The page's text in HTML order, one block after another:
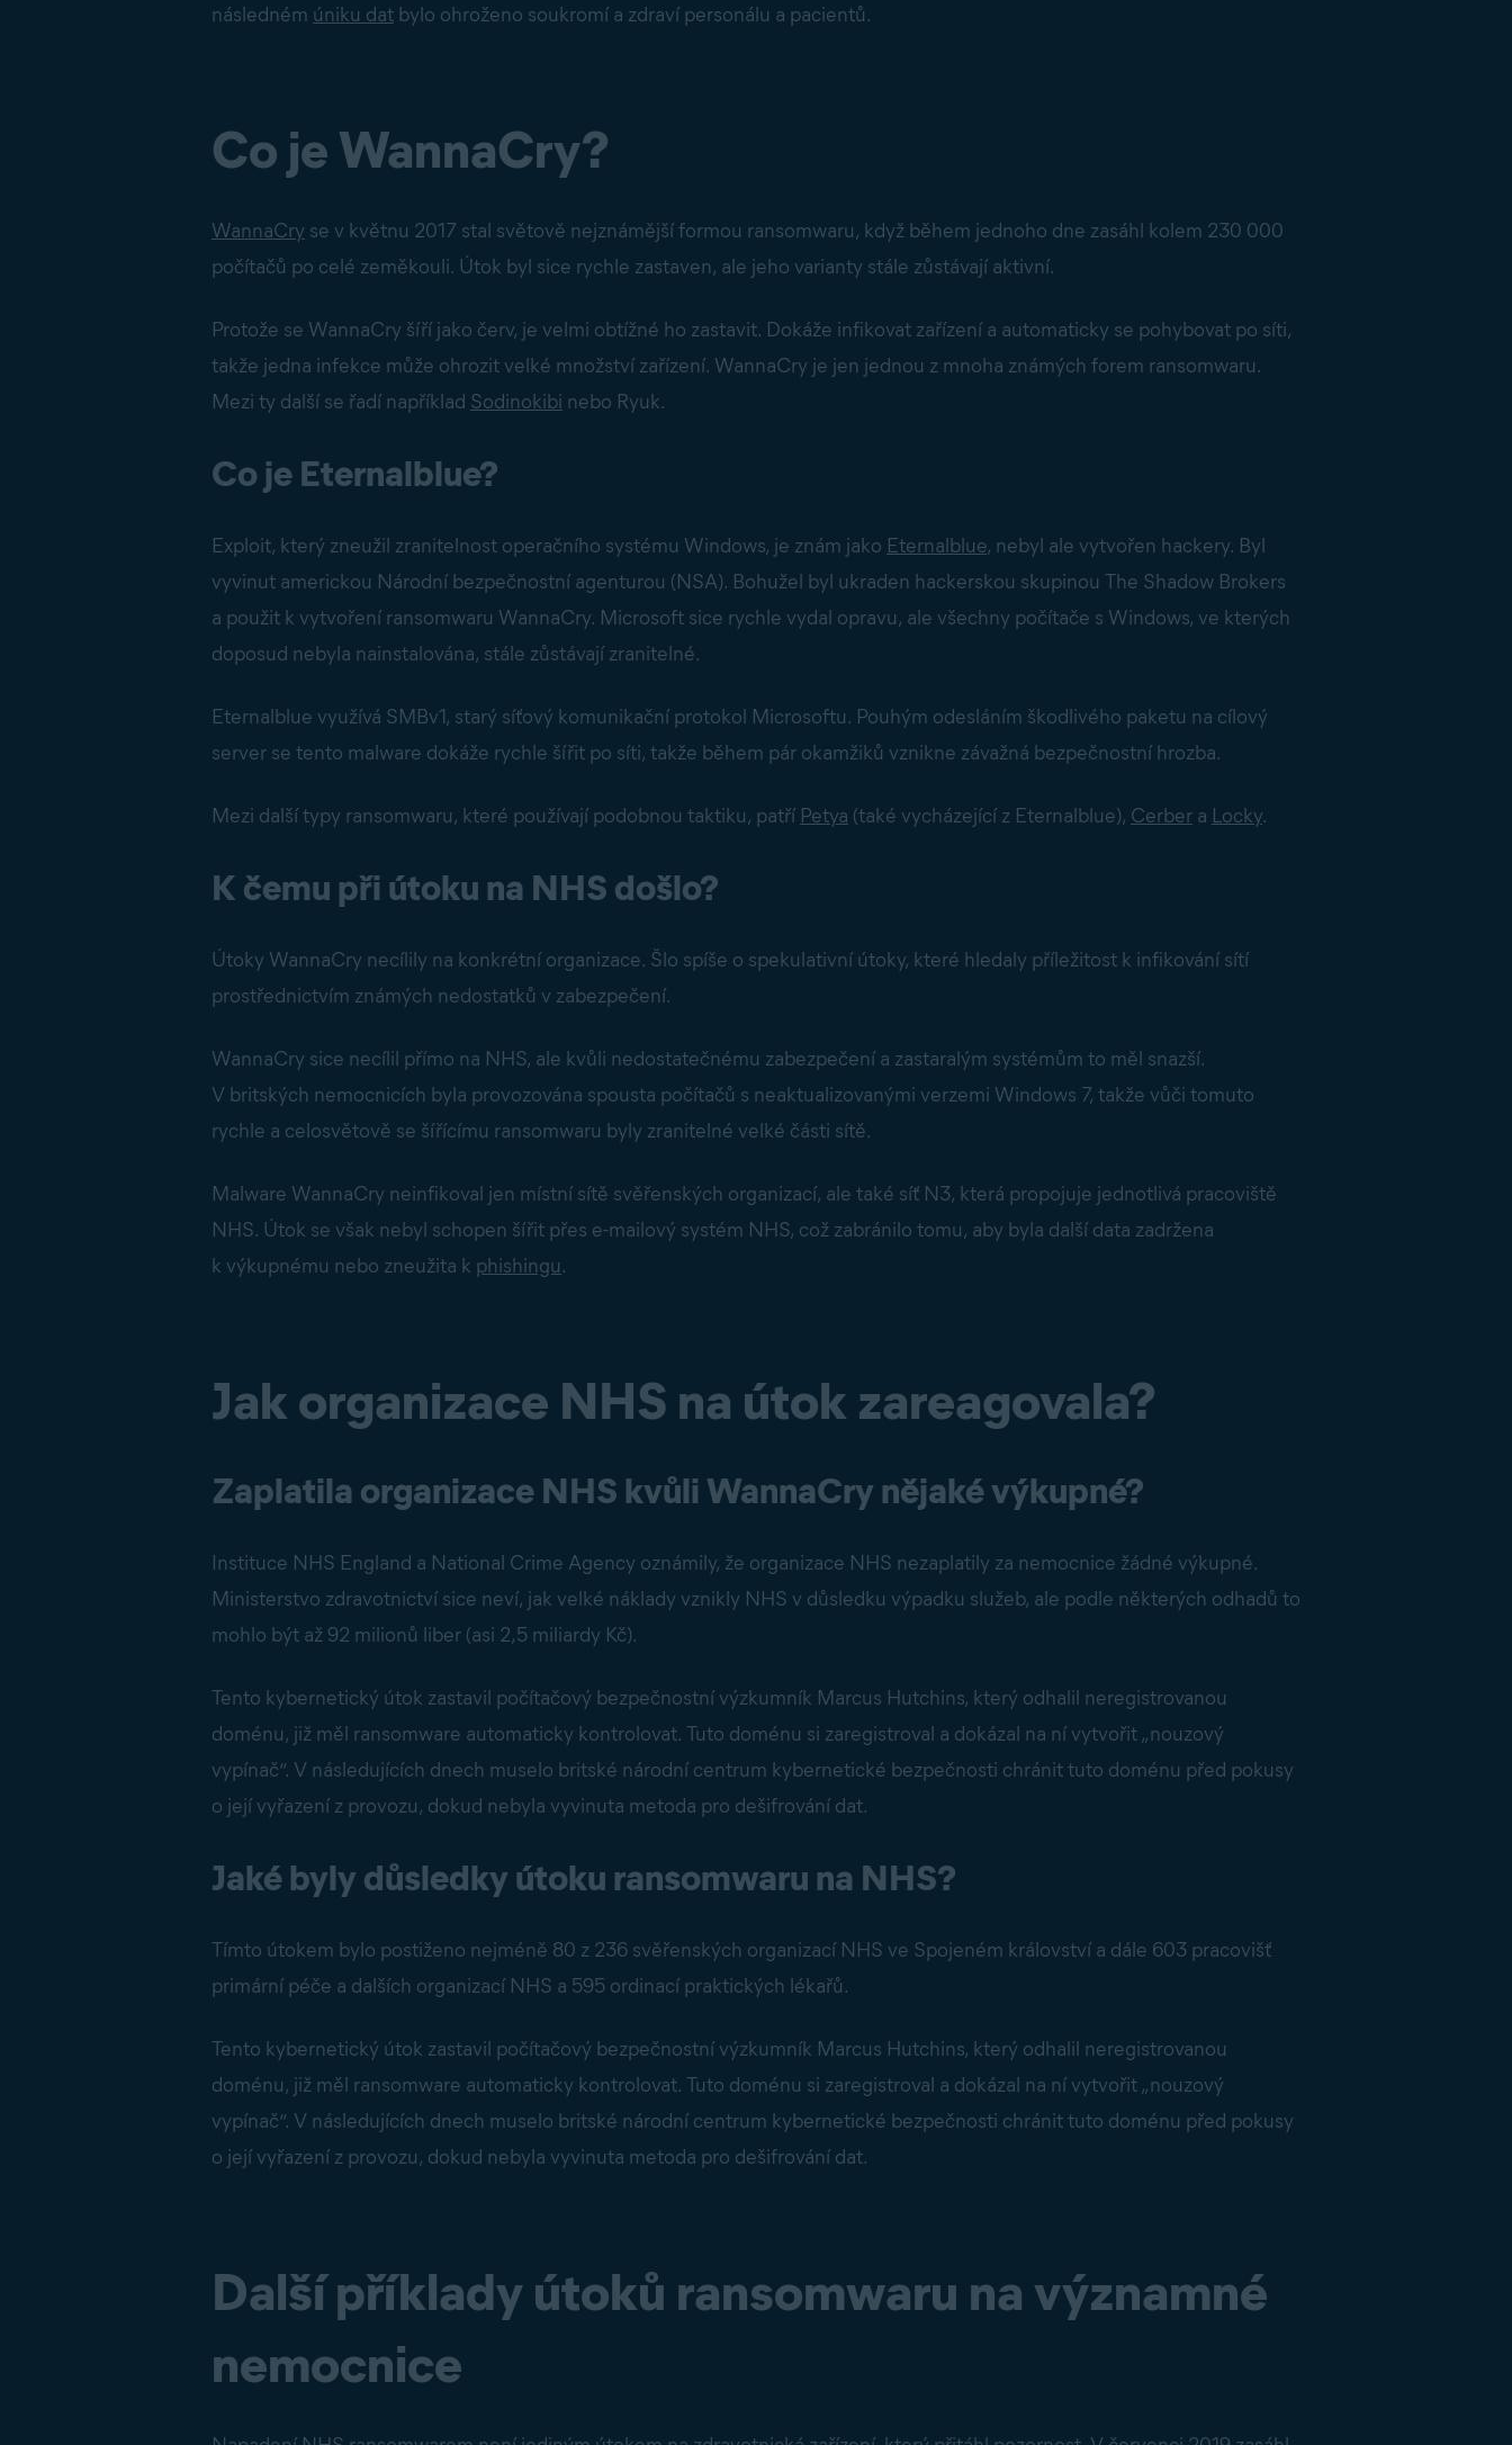
následném úniku dat bylo ohroženo soukromí a zdraví personálu a pacientů.
Co je WannaCry?
WannaCry se v květnu 2017 stal světově nejznámější formou ransomwaru, když během jednoho dne zasáhl kolem 230 000
počítačů po celé zeměkouli. Útok byl sice rychle zastaven, ale jeho varianty stále zůstávají aktivní.
Protože se WannaCry šíří jako červ, je velmi obtížné ho zastavit. Dokáže infikovat zařízení a automaticky se pohybovat po síti,
takže jedna infekce může ohrozit velké množství zařízení. WannaCry je jen jednou z mnoha známých forem ransomwaru.
Mezi ty další se řadí například Sodinokibi nebo Ryuk.
Co je Eternalblue?
Exploit, který zneužil zranitelnost operačního systému Windows, je znám jako Eternalblue, nebyl ale vytvořen hackery. Byl
vyvinut americkou Národní bezpečnostní agenturou (NSA). Bohužel byl ukraden hackerskou skupinou The Shadow Brokers
a použit k vytvoření ransomwaru WannaCry. Microsoft sice rychle vydal opravu, ale všechny počítače s Windows, ve kterých
doposud nebyla nainstalována, stále zůstávají zranitelné.
Eternalblue využívá SMBv1, starý síťový komunikační protokol Microsoftu. Pouhým odesláním škodlivého paketu na cílový
server se tento malware dokáže rychle šířit po síti, takže během pár okamžiků vznikne závažná bezpečnostní hrozba.
Mezi další typy ransomwaru, které používají podobnou taktiku, patří Petya (také vycházející z Eternalblue), Cerber a Locky.
K čemu při útoku na NHS došlo?
Útoky WannaCry necílily na konkrétní organizace. Šlo spíše o spekulativní útoky, které hledaly příležitost k infikování sítí
prostřednictvím známých nedostatků v zabezpečení.
WannaCry sice necílil přímo na NHS, ale kvůli nedostatečnému zabezpečení a zastaralým systémům to měl snazší.
V britských nemocnicích byla provozována spousta počítačů s neaktualizovanými verzemi Windows 7, takže vůči tomuto
rychle a celosvětově se šířícímu ransomwaru byly zranitelné velké části sítě.
Malware WannaCry neinfikoval jen místní sítě svěřenských organizací, ale také síť N3, která propojuje jednotlivá pracoviště
NHS. Útok se však nebyl schopen šířit přes e-mailový systém NHS, což zabránilo tomu, aby byla další data zadržena
k výkupnému nebo zneužita k phishingu.
Jak organizace NHS na útok zareagovala?
Zaplatila organizace NHS kvůli WannaCry nějaké výkupné?
Instituce NHS England a National Crime Agency oznámily, že organizace NHS nezaplatily za nemocnice žádné výkupné.
Ministerstvo zdravotnictví sice neví, jak velké náklady vznikly NHS v důsledku výpadku služeb, ale podle některých odhadů to
mohlo být až 92 milionů liber (asi 2,5 miliardy Kč).
Tento kybernetický útok zastavil počítačový bezpečnostní výzkumník Marcus Hutchins, který odhalil neregistrovanou
doménu, již měl ransomware automaticky kontrolovat. Tuto doménu si zaregistroval a dokázal na ní vytvořit „nouzový
vypínač“. V následujících dnech muselo britské národní centrum kybernetické bezpečnosti chránit tuto doménu před pokusy
o její vyřazení z provozu, dokud nebyla vyvinuta metoda pro dešifrování dat.
Jaké byly důsledky útoku ransomwaru na NHS?
Tímto útokem bylo postiženo nejméně 80 z 236 svěřenských organizací NHS ve Spojeném království a dále 603 pracovišť
primární péče a dalších organizací NHS a 595 ordinací praktických lékařů.
Tento kybernetický útok zastavil počítačový bezpečnostní výzkumník Marcus Hutchins, který odhalil neregistrovanou
doménu, již měl ransomware automaticky kontrolovat. Tuto doménu si zaregistroval a dokázal na ní vytvořit „nouzový
vypínač“. V následujících dnech muselo britské národní centrum kybernetické bezpečnosti chránit tuto doménu před pokusy
o její vyřazení z provozu, dokud nebyla vyvinuta metoda pro dešifrování dat.
Další příklady útoků ransomwaru na významné
nemocnice